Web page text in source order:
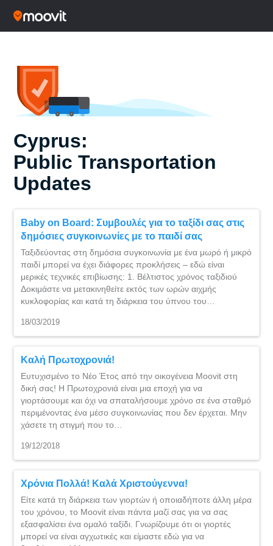
Cyprus:
Public Transportation
Updates
Baby on Board: Συμβουλές για το ταξίδι σας στις
δημόσιες συγκοινωνίες με το παιδί σας
Ταξιδεύοντας στη δημόσια συγκοινωνία με ένα μωρό ή μικρό
παιδί μπορεί να έχει διάφορες προκλήσεις – εδώ είναι
μερικές τεχνικές επιβίωσης: 1. Βέλτιστος χρόνος ταξιδιού
Δοκιμάστε να μετακινηθείτε εκτός των ωρών αιχμής
κυκλοφορίας και κατά τη διάρκεια του ύπνου του…
18/03/2019
Καλή Πρωτοχρονιά!
Ευτυχισμένο το Νέο Έτος από την οικογένεια Moovit στη
δική σας! Η Πρωτοχρονιά είναι μια εποχή για να
γιορτάσουμε και όχι να σπαταλήσουμε χρόνο σε ένα σταθμό
περιμένοντας ένα μέσο συγκοινωνίας που δεν έρχεται. Μην
χάσετε τη στιγμή που το…
19/12/2018
Χρόνια Πολλά! Καλά Χριστούγεννα!
Είτε κατά τη διάρκεια των γιορτών ή οποιαδήποτε άλλη μέρα
του χρόνου, το Moovit είναι πάντα μαζί σας για να σας
εξασφαλίσει ένα ομαλό ταξίδι. Γνωρίζουμε ότι οι γιορτές
μπορεί να είναι αγχωτικές και είμαστε εδώ για να